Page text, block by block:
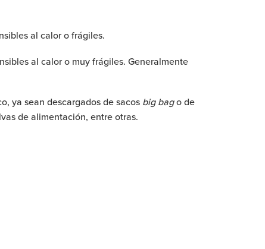
al calor o frágiles.
al calor o muy frágiles. Generalmente
ya sean descargados de sacos big bago de
de alimentación, entre otras.